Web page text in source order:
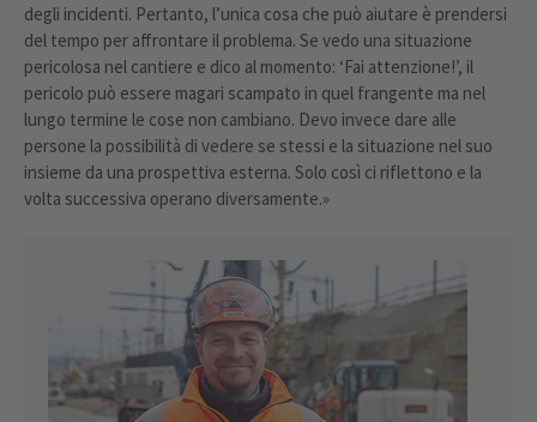
degli incidenti. Pertanto, l’unica cosa che può aiutare è prendersi
del tempo per affrontare il problema. Se vedo una situazione
pericolosa nel cantiere e dico al momento: ‘Fai attenzione!’, il
pericolo può essere magari scampato in quel frangente ma nel
lungo termine le cose non cambiano. Devo invece dare alle
persone la possibilità di vedere se stessi e la situazione nel suo
insieme da una prospettiva esterna. Solo così ci riflettono e la
volta successiva operano diversamente.»